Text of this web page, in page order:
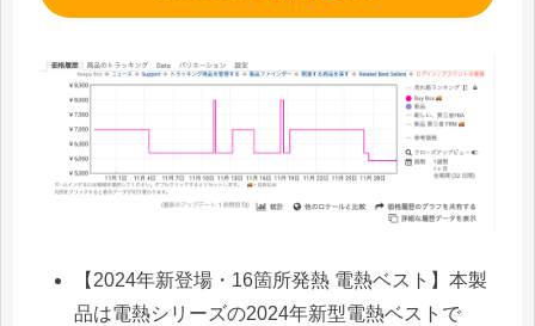
【2024年新登場・16箇所発熱 電熱ベスト】本製
品は電熱シリーズの2024年新型電熱ベストで